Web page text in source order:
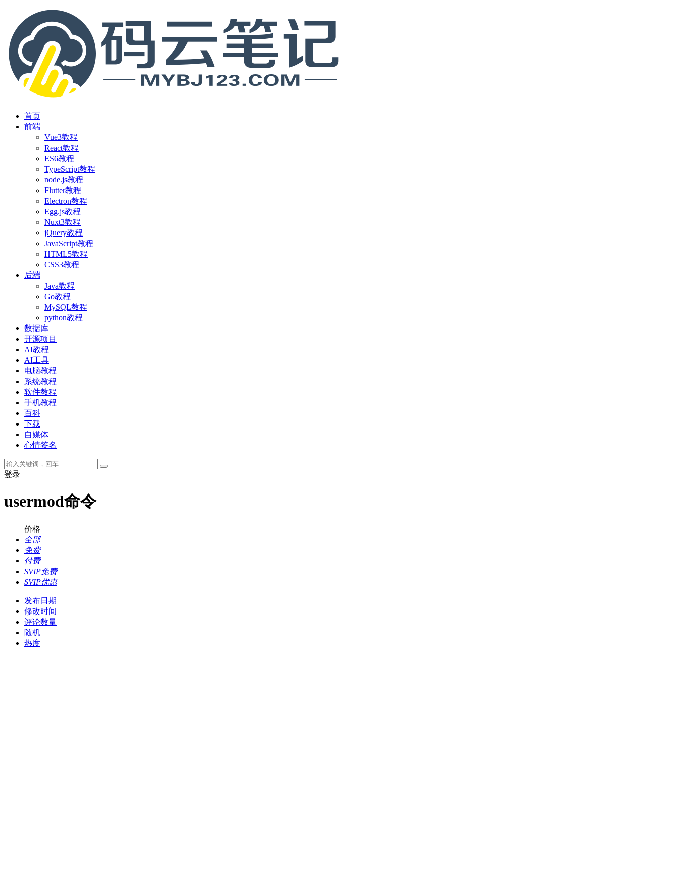
首页
前端
Vue3教程
React教程
ES6教程
TypeScript教程
node.js教程
Flutter教程
Electron教程
Egg.js教程
Nuxt3教程
jQuery教程
JavaScript教程
HTML5教程
CSS3教程
后端
Java教程
Go教程
MySQL教程
python教程
数据库
开源项目
AI教程
AI工具
电脑教程
系统教程
软件教程
手机教程
百科
下载
自媒体
心情签名
登录
usermod命令
价格
全部
免费
付费
SVIP免费
SVIP优惠
发布日期
修改时间
评论数量
随机
热度